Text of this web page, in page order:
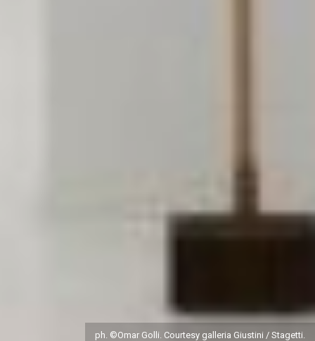
ph. ©Omar Golli. Courtesy galleria Giustini / Stagetti.